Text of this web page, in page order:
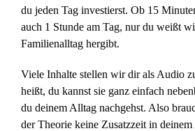
du jeden Tag investierst. Ob 15
auch 1 Stunde am Tag, nur du weißt
Familienalltag hergibt.
Viele Inhalte stellen wir dir als Audio
heißt, du kannst sie ganz einfach
du deinem Alltag nachgehst. Also
der Theorie keine Zusatzzeit in